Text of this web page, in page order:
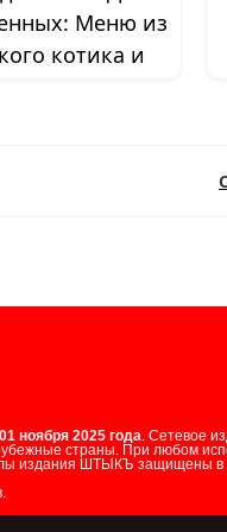
Меню из
котика и
01 ноября 2025 года . Сетевое
страны. При любом
издания ШТЫКЪ защищены в